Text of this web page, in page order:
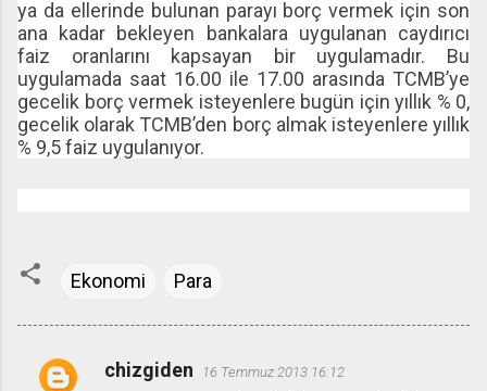
ya da ellerinde bulunan parayı borç vermek için son
ana kadar bekleyen bankalara uygulanan caydırıcı
faiz oranlarını kapsayan bir uygulamadır. Bu
uygulamada saat 16.00 ile 17.00 arasında TCMB’ye
gecelik borç vermek isteyenlere bugün için yıllık % 0,
gecelik olarak TCMB’den borç almak isteyenlere yıllık
% 9,5 faiz uygulanıyor.
Ekonomi Para
Y
chizgiden 16 Temmuz 2013 16:12